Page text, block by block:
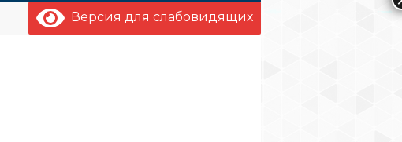
Версия для слабовидящих